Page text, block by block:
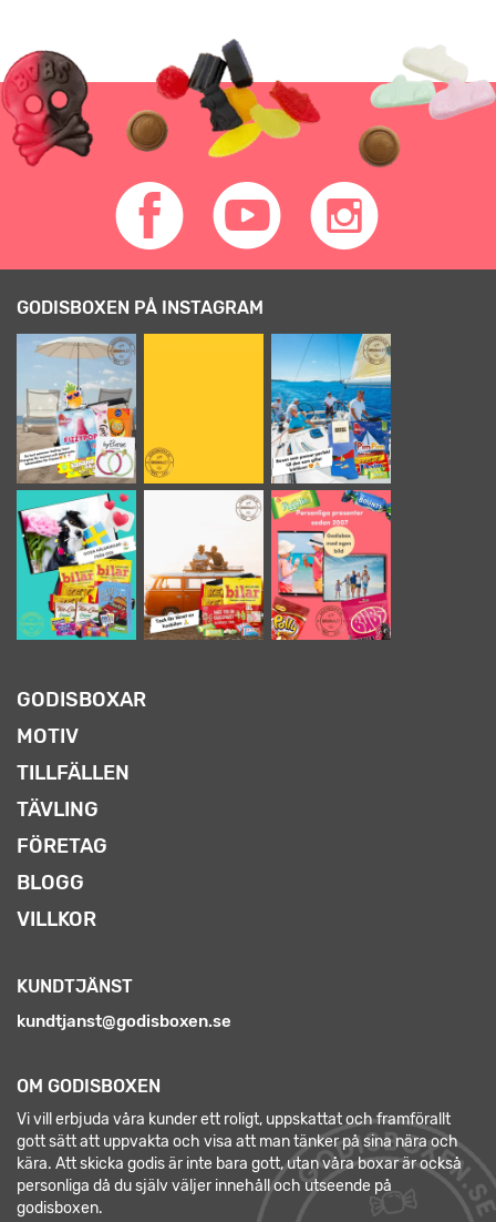
GODISBOXEN PÅ INSTAGRAM
GODISBOXAR
MOTIV
TILLFÄLLEN
TÄVLING
FÖRETAG
BLOGG
VILLKOR
KUNDTJÄNST
kundtjanst@godisboxen.se
OM GODISBOXEN
Vi vill erbjuda våra kunder ett roligt, uppskattat och framförallt
gott sätt att uppvakta och visa att man tänker på sina nära och
kära. Att skicka godis är inte bara gott, utan våra boxar är också
personliga då du själv väljer innehåll och utseende på
godisboxen.